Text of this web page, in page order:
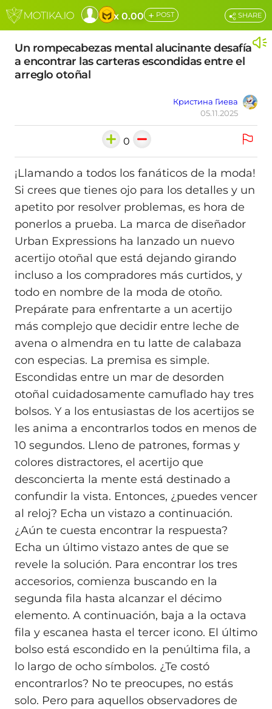
x 0.00 + POST
Un rompecabezas mental alucinante desafía
a encontrar las carteras escondidas entre el
arreglo otoñal
Кристина Гиева
05.11.2025
SHARE
0
¡Llamando a todos los fanáticos de la moda!
Si crees que tienes ojo para los detalles y un
apetito por resolver problemas, es hora de
ponerlos a prueba. La marca de diseñador
Urban Expressions ha lanzado un nuevo
acertijo otoñal que está dejando girando
incluso a los compradores más curtidos, y
todo en nombre de la moda de otoño.
Prepárate para enfrentarte a un acertijo
más complejo que decidir entre leche de
avena o almendra en tu latte de calabaza
con especias. La premisa es simple.
Escondidas entre un mar de desorden
otoñal cuidadosamente camuflado hay tres
bolsos. Y a los entusiastas de los acertijos se
les anima a encontrarlos todos en menos de
10 segundos. Lleno de patrones, formas y
colores distractores, el acertijo que
desconcierta la mente está destinado a
confundir la vista. Entonces, ¿puedes vencer
al reloj? Echa un vistazo a continuación.
¿Aún te cuesta encontrar la respuesta?
Echa un último vistazo antes de que se
revele la solución. Para encontrar los tres
accesorios, comienza buscando en la
segunda fila hasta alcanzar el décimo
elemento. A continuación, baja a la octava
fila y escanea hasta el tercer icono. El último
bolso está escondido en la penúltima fila, a
lo largo de ocho símbolos. ¿Te costó
encontrarlos? No te preocupes, no estás
solo. Pero para aquellos observadores de